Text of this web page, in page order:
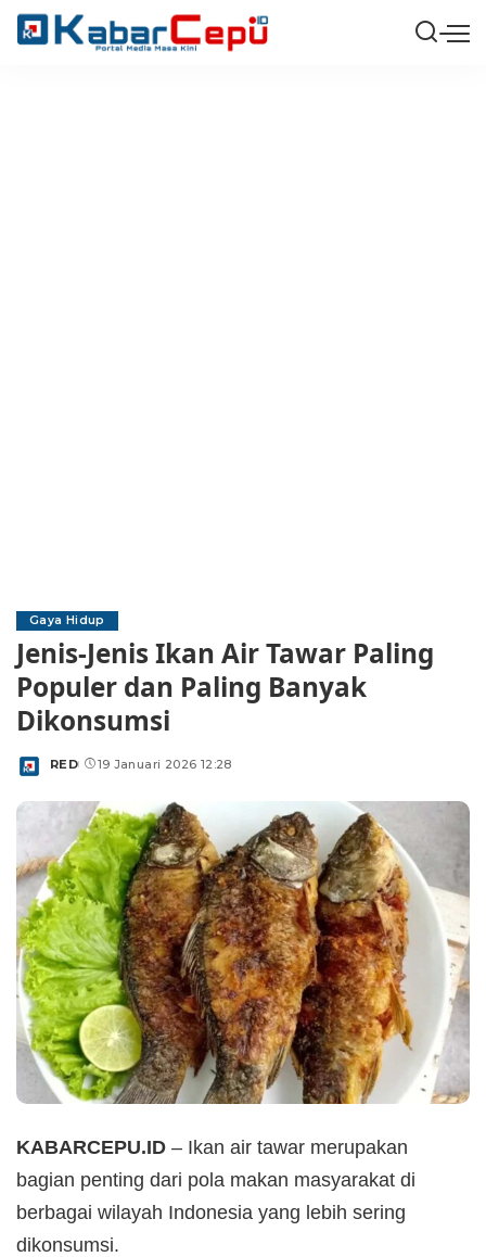
Gaya Hidup
Jenis-Jenis Ikan Air Tawar Paling
Populer dan Paling Banyak
Dikonsumsi
Posted
RED 19 Januari 2026 12:28
KABARCEPU.ID – Ikan air tawar merupakan
bagian penting dari pola makan masyarakat di
berbagai wilayah Indonesia yang lebih sering
dikonsumsi.